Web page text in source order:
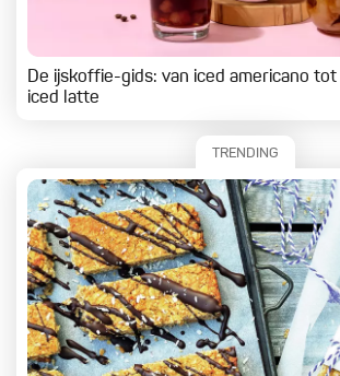
De ijskoffie-gids: van iced americano
iced latte
TRENDING